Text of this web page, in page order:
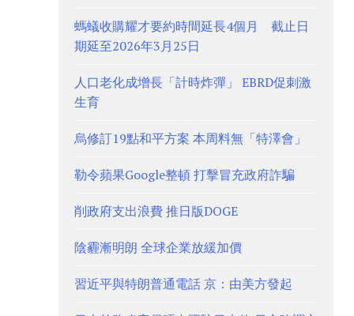
螞蟻收購耀才要約時間延長4個月 截止日
期延至2026年3月25日
人口老化成增長「計時炸彈」 EBRD促刺激
生育
烏修訂19點和平方案 本周料無「特澤會」
勒令蘋果Google整頓 打擊冒充政府詐騙
削政府支出浪費 推日版DOGE
陰霾漸明朗 全球企業放緩加價
習近平與特朗普通電話 京：由美方發起